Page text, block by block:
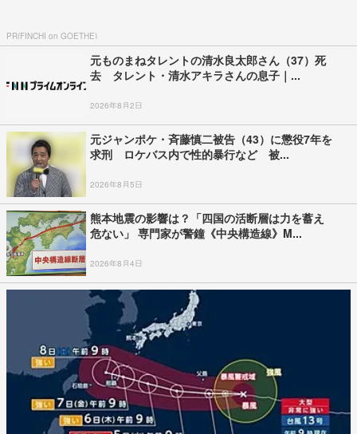
PR(FINCHI on GOETHE)
元ものまねタレントの清水良太郎さん（37）死
去 タレント・清水アキラさんの息子｜...
2026年8月2日
元ジャンポケ・斉藤慎二被告（43）に懲役7年を
求刑 ロケバス内で性的暴行など 被...
2026年8月5日
熊本地震の影響は？「四国の活断層は力を蓄え
危ない」 専門家が警鐘《中央構造線》M...
2026年8月4日